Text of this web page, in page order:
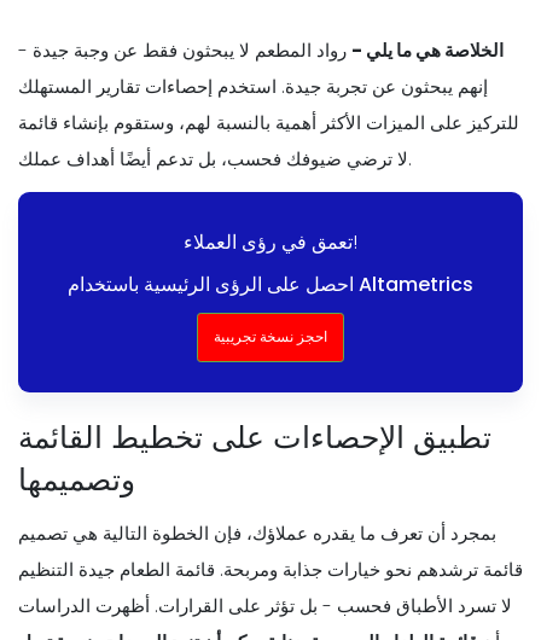
الخلاصة هي ما يلي - رواد المطعم لا يبحثون فقط عن وجبة جيدة -
إنهم يبحثون عن تجربة جيدة. استخدم إحصاءات تقارير المستهلك
للتركيز على الميزات الأكثر أهمية بالنسبة لهم، وستقوم بإنشاء قائمة
لا ترضي ضيوفك فحسب، بل تدعم أيضًا أهداف عملك.
تعمق في رؤى العملاء!
احصل على الرؤى الرئيسية باستخدام Altametrics
احجز نسخة تجريبية
تطبيق الإحصاءات على تخطيط القائمة
وتصميمها
بمجرد أن تعرف ما يقدره عملاؤك، فإن الخطوة التالية هي تصميم
قائمة ترشدهم نحو خيارات جذابة ومربحة. قائمة الطعام جيدة التنظيم
لا تسرد الأطباق فحسب - بل تؤثر على القرارات. أظهرت الدراسات